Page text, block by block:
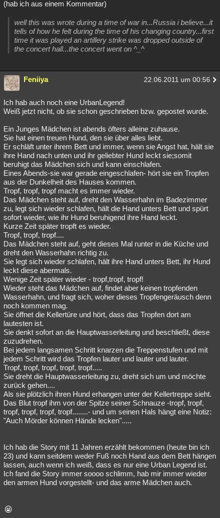
(hab ich aus einem Kommentar)
well this was wrote during a time of war in...Russia i believe...it
tells of how he felt during the time of his changing country...first
time it was played an artillery strike was dropped outside of
the concert hall...the concert went on ^_^
Feniiya 22.06.2011 um 00:56
Ich hab auch noch eine UrbanLegend!
Weiß jetzt nicht, ob sie schon geschrieben bzw. gepostet wurde.
Ein Junges Mädchen ist abends öfters alleine zuhause.
Sie hat einen treuen Hund, den sie über alles liebt.
Er schläft unter ihrem Bett und immer, wenn sie Angst hat, hält sie
ihre Hand nach unten und ihr geliebter Hund leckt sie;somit
beruhigt das Mädchen sich und kann einschlafen.
Eines Abends-sie war gerade eingeschlafen- hört sie ein Tropfen
aus der Dunkelheit des Hauses kommen.
Tropf, tropf, tropf macht es immer wieder.
Das Mädchen steht auf, dreht den Wasserhahn im Badezimmer
zu, legt sich wieder schlafen, hält die Hand unters Bett und spürt
sofort wieder, wie ihr Hund beruhigend ihre Hand leckt.
Kurze Zeit später tropft es wieder.
Tropf, tropf, tropf....
Das Mädchen steht auf, geht dieses Mal runter in die Küche und
dreht den Wasserhahn richtig zu.
Sie legt sich wieder schlafen, hält ihre Hand unters Bett, ihr Hund
leckt diese abermals.
Wenige Zeit später wieder - tropf,tropf, tropf!
Wieder steht das Mädchen auf, findet aber keinen tropfenden
Wasserhahn, und fragt sich, woher dieses Tropfengeräusch denn
noch kommen mag.
Sie öffnet die Kellertüre und hört, dass das Tropfen dort am
lautesten ist.
Sie denkt sofort an die Hauptwasserleitung und beschließt, diese
zuzudrehen.
Bei jedem langsamen Schritt knarzen die Treppenstufen und mit
jedem Schritt wird das Tropfen lauter und lauter und lauter.
Tropf, tropf, tropf, tropf, tropf.....
Sie dreht die Hauptwasserleitung zu, dreht sich um und möchte
zurück gehen....
Als sie plötzlich ihren Hund erhangen unter der Kellertreppe sieht.
Das Blut tropf ihm von der Spitze seiner Schnauze -tropf, tropf,
tropf, tropf, tropf, tropf........- und um seinen Hals hängt eine Notiz:
"Auch Mörder können Hände lecken".....
Ich hab die Story mit 11 Jahren erzählt bekommen (heute bin ich
23) und kann seitdem weder Fuß noch Hand aus dem Bett hängen
lassen, auch wenn ich weiß, dass es nur eine Urban Legend ist.
Ich fand die Story immer soooo schlimm, hab mir immer wieder
den armen Hund vorgestellt- und das arme Mädchen auch.